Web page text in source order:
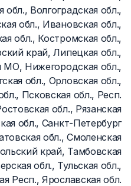
обл., Волгоградская обл.,
обл., Ивановская обл.,
обл., Костромская обл.,
край, Липецкая обл.,
МО, Нижегородская обл.,
обл., Орловская обл.,
Псковская обл., Респ.
обл., Рязанская
обл., Санкт-Петербург
обл., Смоленская
край, Тамбовская
обл., Тульская обл.,
Респ., Ярославская обл.